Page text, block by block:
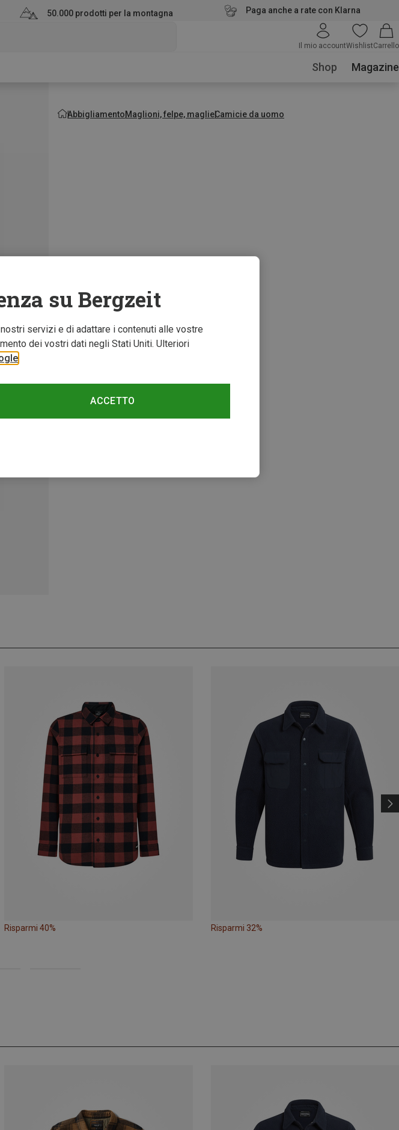
50.000 prodotti per la montagna Paga anche a rate con Klarna
Il mio accountWishlistCarrello
Shop Magazine
AbbigliamentoMaglioni, felpe, maglieCamicie da uomo
Risparmi 40% Risparmi 32%
su Bergzeit
servizi e di adattare i contenuti alle vostre
dei vostri dati negli Stati Uniti. Ulteriori
ACCETTO